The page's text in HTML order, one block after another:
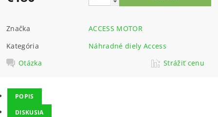
Značka
ACCESS MOTOR
Kategória
Náhradné diely Access
Otázka
Strážiť cenu
POPIS
DISKUSIA